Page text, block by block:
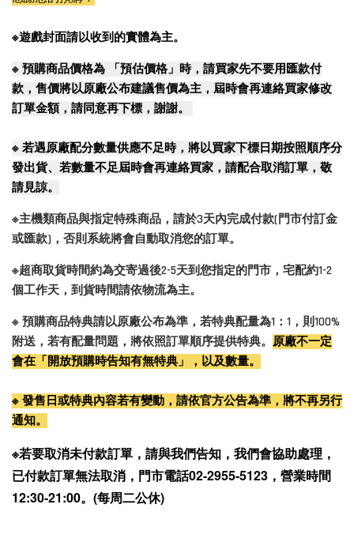
※遊戲封面請以收到的實體為主。
※ 預購商品價格為 「預估價格」時，請買家先不要用匯款付
款，售價將以原廠公布建議售價為主，屆時會再連絡買家修改
訂單金額，請同意再下標，謝謝。
※ 若遇原廠配分數量供應不足時，將以買家下標日期按照順序分
發出貨、若數量不足屆時會再連絡買家，請配合取消訂單，敬
請見諒。
※主機類商品與指定特殊商品，請於3天內完成付款(門市付訂金
或匯款)，否則系統將會自動取消您的訂單。
※超商取貨時間約為交寄過後2-5天到您指定的門市，宅配約1-2
個工作天，到貨時間請依物流為主。
※ 預購商品特典請以原廠公布為準，若特典配量為1：1，則100%
附送，若有配量問題，將依照訂單順序提供特典。 原廠不一定
會在「開放預購時告知有無特典」，以及數量。
※ 發售日或特典內容若有變動，請依官方公告為準，將不再另行
通知。
※若要取消未付款訂單，請與我們告知，我們會協助處理，
已付款訂單無法取消，門市電話02-2955-5123，營業時間
12:30-21:00。(每周二公休)